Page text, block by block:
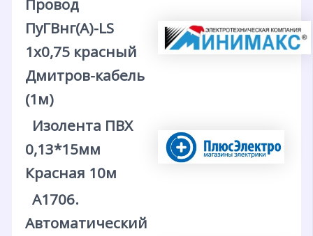
Провод
ПуГВнг(A)-LS
1х0,75 красный
Дмитров-кабель
(1м)
Изолента ПВХ
0,13*15мм
Красная 10м
А1706.
Автоматический